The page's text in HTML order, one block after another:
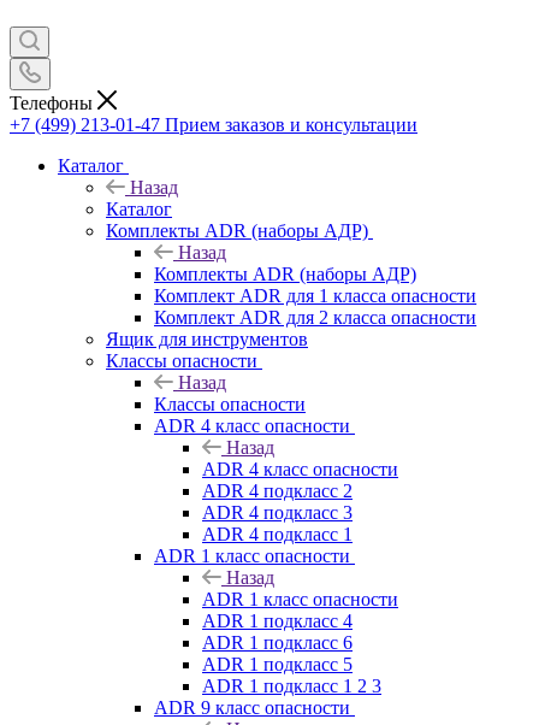
Телефоны
+7 (499) 213-01-47 Прием заказов и консультации
Каталог
Назад
Каталог
Комплекты ADR (наборы АДР)
Назад
Комплекты ADR (наборы АДР)
Комплект ADR для 1 класса опасности
Комплект ADR для 2 класса опасности
Ящик для инструментов
Классы опасности
Назад
Классы опасности
ADR 4 класс опасности
Назад
ADR 4 класс опасности
ADR 4 подкласс 2
ADR 4 подкласс 3
ADR 4 подкласс 1
ADR 1 класс опасности
Назад
ADR 1 класс опасности
ADR 1 подкласс 4
ADR 1 подкласс 6
ADR 1 подкласс 5
ADR 1 подкласс 1 2 3
ADR 9 класс опасности